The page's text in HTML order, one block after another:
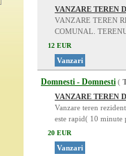
VANZARE TEREN
VANZARE TEREN
COMUNAL.
12 EUR
Vanzari
Domnesti - Domnesti (
VANZARE TEREN
Vanzare teren
este rapid( 10 minute
20 EUR
Vanzari